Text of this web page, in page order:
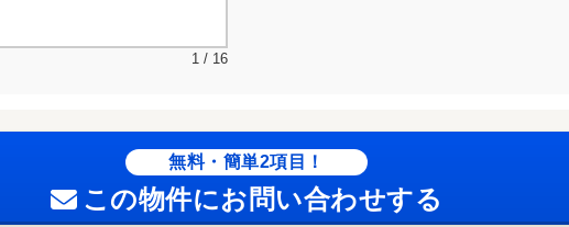
1 / 16
無料・簡単2項目！
この物件にお問い合わせする